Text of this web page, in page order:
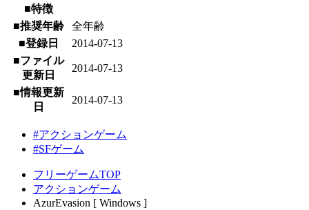
■特徴
■推奨年齢
全年齢
■登録日
2014-07-13
■ファイル
更新日
2014-07-13
■情報更新
日
2014-07-13
#アクションゲーム
#SFゲーム
フリーゲームTOP
アクションゲーム
AzurEvasion [ Windows ]